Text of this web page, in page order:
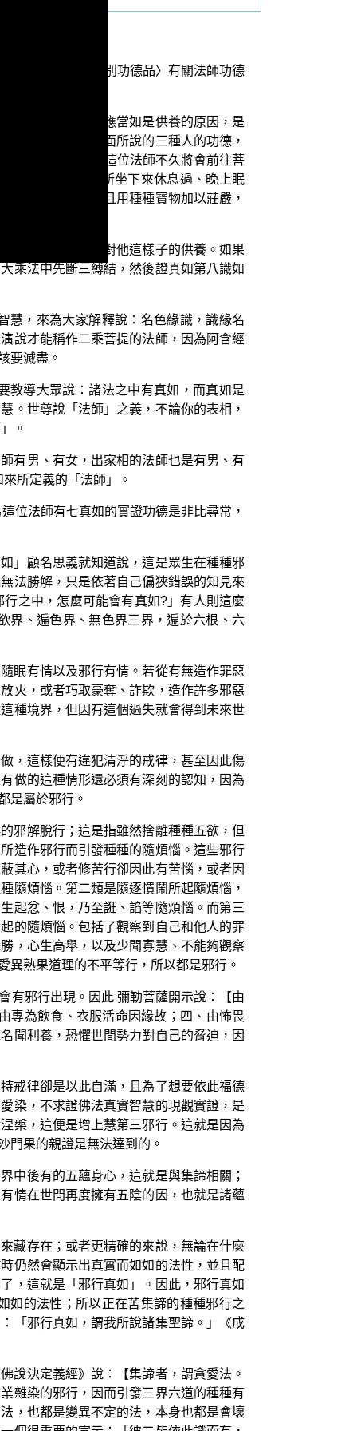
法蓮華經》〈分別功德品〉有關法師功德
六句經文之中，應當如是供養的原因，是
有法師成就了前面所說的三種人的功德，
，並且心想：「這位法師不久將會前往菩
經行，乃至於他所坐下來休息過、晚上眠
非常的美好，並且用種種寶物加以莊嚴，
》時才值得大眾對他這樣子的供養。如果
乘法中先斷三縛結，然後證真如第八識如
慧，來為大家解釋說：名色緣識，識緣名
說才能稱作二乘菩提的法師，因為阿含經
要滅盡。
教導大眾說：諸法之中有真如，而真如是
。世尊說「法師」之義，不論你的表相，
。
有男、有女，出家相的法師也是有男、有
所定義的「法師」。
位法師有七真如的實證功德是非比尋常，
」顧名思義就知道說，這是眾生在種種邪
法勝解，只是依著自己偏狹錯誤的知見來
之中，怎麼可能會有真如?」有人則這麼
界、遍色界、無色界三界，遍於六根、六
眠有情以及邪行有情。若從有無造作罪惡
火，或者巧取豪奪、詐欺，造作許多邪惡
種境界，但因有這個過失就會得到未來世
，這樣便有違犯清淨的戒律，甚至因此傷
做的這種情形還必須有深刻的認知，因為
是屬於邪行。
邪解脫行；這是指雖然捨離種種五欲，但
造作邪行而引發種種的隨煩惱。這些邪行
其心，或者修苦行卻因此有苦惱，或者因
隨煩惱。第二類是隨逐憒鬧所起隨煩惱，
起忿、恨，乃至誑、諂等隨煩惱。而第三
的隨煩惱。包括了觀察到自己和他人的罪
，心生高舉，以及少聞寡慧、不能夠觀察
異熟果道理的不平等行，所以都是邪行。
有邪行出現。因此 彌勒菩薩開示說：【由
專為飲食、衣服活命因緣故；四、由怖畏
聞利養，恐懼世間勢力對自己的脅迫，因
戒律卻是以此自滿，且為了想要依此福德
染，不求證佛法真實智慧的現觀實證，是
槃，這便是增上慧第三邪行。這就是因為
門果的親證是無法達到的。
中後有的五蘊身心，這就是與集諦相關；
情在世間再度擁有五陰的因，也就是諸蘊
藏存在；或者更精確的來說，無論在什麼
仍然會顯示出真實而如如的法性，並且配
，這就是「邪行真如」。因此，邪行真如
如的法性；所以正在苦集諦的種種邪行之
「邪行真如，謂我所說諸集聖諦。」《成
說決定義經》說：【集諦者，謂貪愛法。
雜染的邪行，因而引發三界六道的種種有
，也都是變異不定的法，本身也都是會壞